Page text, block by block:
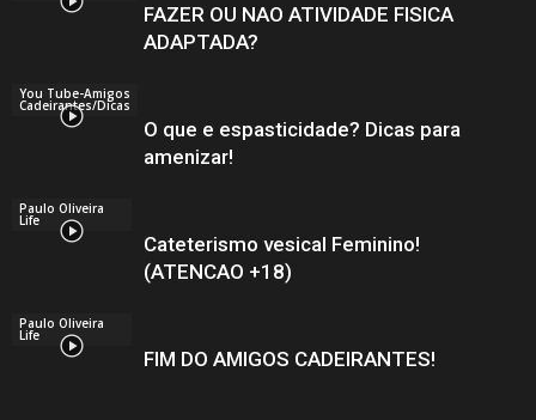
FAZER OU NAO ATIVIDADE FISICA
ADAPTADA?
You Tube-Amigos
Cadeirantes/Dicas
O que e espasticidade? Dicas para
amenizar!
Paulo Oliveira
Life
Cateterismo vesical Feminino!
(ATENCAO +18)
Paulo Oliveira
Life
FIM DO AMIGOS CADEIRANTES!